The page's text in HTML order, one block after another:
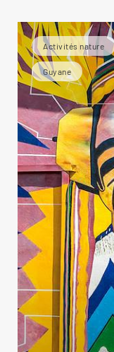
Activités nature
Guyane